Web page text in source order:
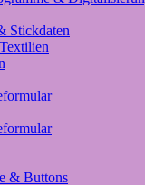
Stickdaten
& Buttons